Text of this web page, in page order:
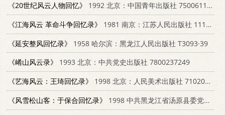
《20世纪风云人物回忆》
1992 北京：中国青年出版社 750061179X
《江海风云 革命斗争回忆录》
1981 南京：江苏人民出版社 11100·066
《延安整风回忆录》
1958 哈尔滨：黑龙江人民出版社 T3093·39
《崤山风云录》
1993 北京：中共党史出版社 7800237249
《艺海风云：王琦回忆录》
1998 北京：人民美术出版社 7102019017
《风雪松山客：于保合回忆录》
1998 中共黑龙江省汤原县委党史研究室